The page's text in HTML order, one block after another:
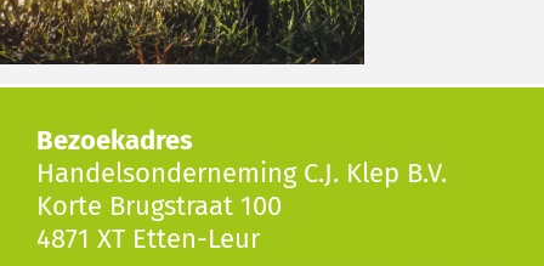
Bezoekadres
Handelsonderneming C.J. Klep B.V.
Korte Brugstraat 100
4871 XT Etten-Leur